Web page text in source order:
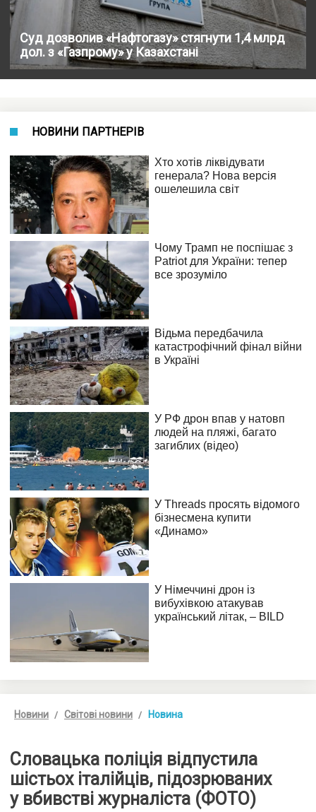
Суд дозволив «Нафтогазу» стягнути 1,4 млрд
дол. з «Газпрому» у Казахстані
НОВИНИ ПАРТНЕРІВ
Новини Світові новини Новина
Словацька поліція відпустила
шістьох італійців, підозрюваних
у вбивстві журналіста (ФОТО)